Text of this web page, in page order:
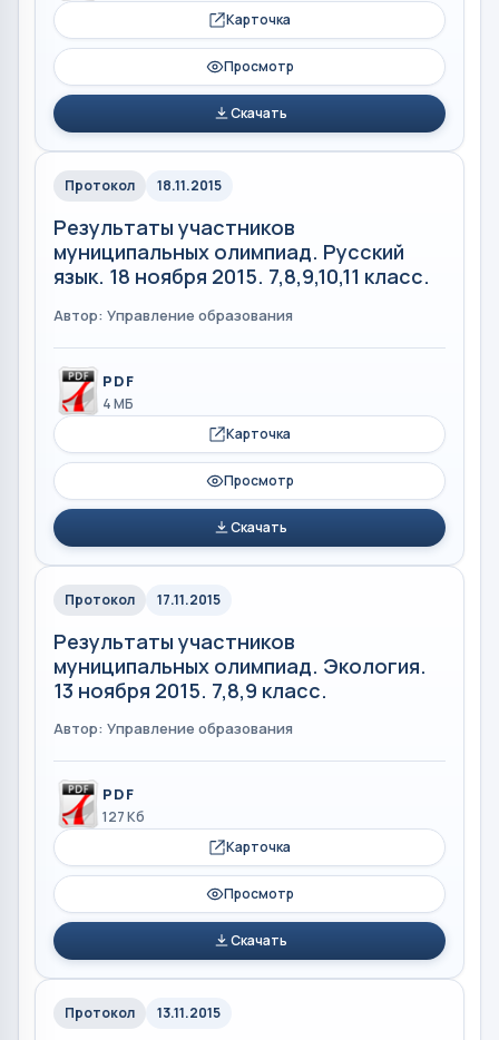
Карточка
Просмотр
Скачать
Протокол 18.11.2015
Результаты участников
муниципальных олимпиад. Русский
язык. 18 ноября 2015. 7,8,9,10,11 класс.
Автор: Управление образования
PDF
4 МБ
Карточка
Просмотр
Скачать
Протокол 17.11.2015
Результаты участников
муниципальных олимпиад. Экология.
13 ноября 2015. 7,8,9 класс.
Автор: Управление образования
PDF
127 Кб
Карточка
Просмотр
Скачать
Протокол 13.11.2015